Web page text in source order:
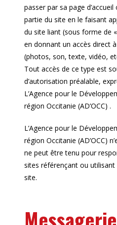
passer par sa page
partie du site en le faisant
du site liant (sous forme de
en donnant un accès direct
(photos, son, texte, vidéo,
Tout accès de ce type est
d’autorisation préalable,
L’Agence pour le
région Occitanie (AD’OCC) .
L’Agence pour le
région Occitanie (AD’OCC)
ne peut être tenu pour
sites référençant ou utilisant
site.